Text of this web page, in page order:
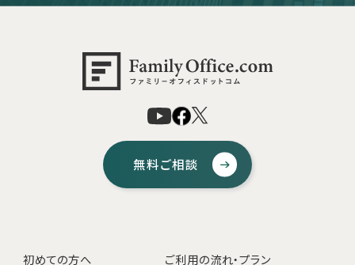
無料ご相談
初めての方へ
ご利用の流れ・プラン